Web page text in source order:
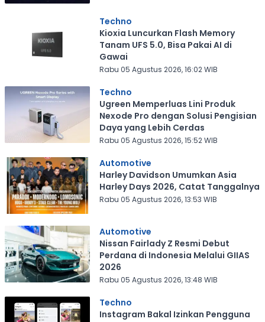
Techno
Kioxia Luncurkan Flash Memory
Tanam UFS 5.0, Bisa Pakai AI di
Gawai
Rabu 05 Agustus 2026, 16:02 WIB
Techno
Ugreen Memperluas Lini Produk
Nexode Pro dengan Solusi Pengisian
Daya yang Lebih Cerdas
Rabu 05 Agustus 2026, 15:52 WIB
Automotive
Harley Davidson Umumkan Asia
Harley Days 2026, Catat Tanggalnya
Rabu 05 Agustus 2026, 13:53 WIB
Automotive
Nissan Fairlady Z Resmi Debut
Perdana di Indonesia Melalui GIIAS
2026
Rabu 05 Agustus 2026, 13:48 WIB
Techno
Instagram Bakal Izinkan Pengguna